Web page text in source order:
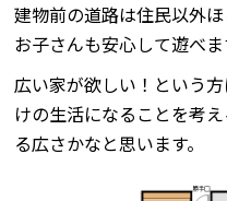
建物前の道路は住民以外
お子さんも安心して遊べま
広い家が欲しい！という
けの生活になることを考
る広さかなと思います。